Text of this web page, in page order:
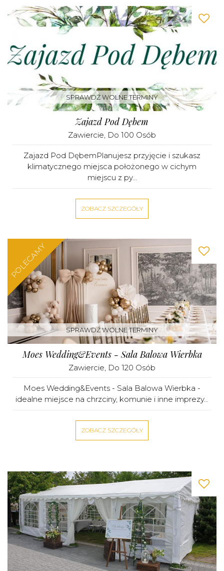
SPRAWDŹ WOLNE TERMINY
Zajazd Pod Dębem
Zawiercie, Do 100 Osób
Zajazd Pod DębemPlanujesz przyjęcie i szukasz
klimatycznego miejsca położonego w cichym
miejscu z py...
ZOBACZ SZCZEGÓŁY
POLECAMY
SPRAWDŹ WOLNE TERMINY
Moes Wedding&Events - Sala Balowa Wierbka
Zawiercie, Do 120 Osób
Moes Wedding&Events - Sala Balowa Wierbka -
idealne miejsce na chrzciny, komunie i inne imprezy...
ZOBACZ SZCZEGÓŁY